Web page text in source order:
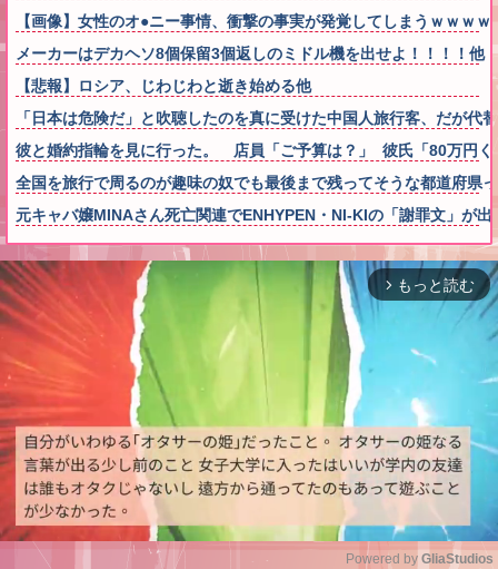
【画像】女性のオ●ニー事情、衝撃の事実が発覚してしまうｗｗｗｗ
メーカーはデカヘソ8個保留3個返しのミドル機を出せよ！！！！他
【悲報】ロシア、じわじわと逝き始める他
「日本は危険だ」と吹聴したのを真に受けた中国人旅行客、だが
彼と婚約指輪を見に行った。 店員「ご予算は？」 彼氏「80万
全国を旅行で周るのが趣味の奴でも最後まで残ってそうな都道府県
元キャバ嬢MINAさん死亡関連でENHYPEN・NI-KIの「謝罪文」が
arrow_forward_ios もっと読む
Powered by GliaStudios